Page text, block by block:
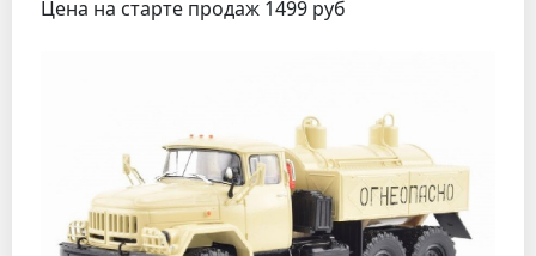
Цена на старте продаж 1499 руб